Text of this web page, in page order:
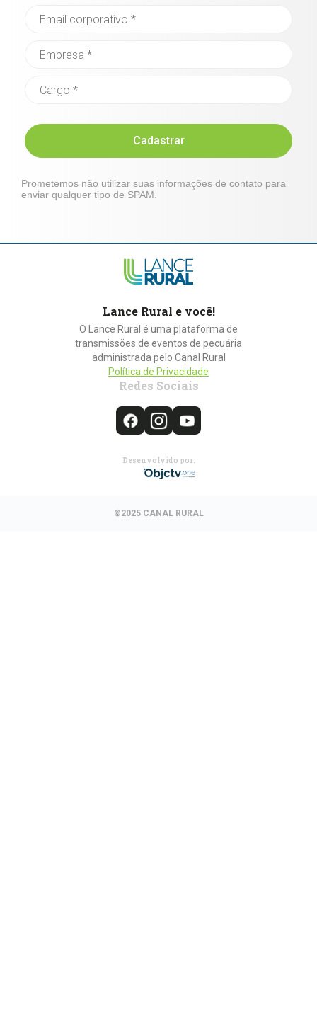
Cadastrar
Prometemos não utilizar suas informações de contato para
enviar qualquer tipo de SPAM.
Lance Rural e você!
O Lance Rural é uma plataforma de
transmissões de eventos de pecuária
administrada pelo Canal Rural
Política de Privacidade
Redes Sociais
Desenvolvido por:
©2025 CANAL RURAL